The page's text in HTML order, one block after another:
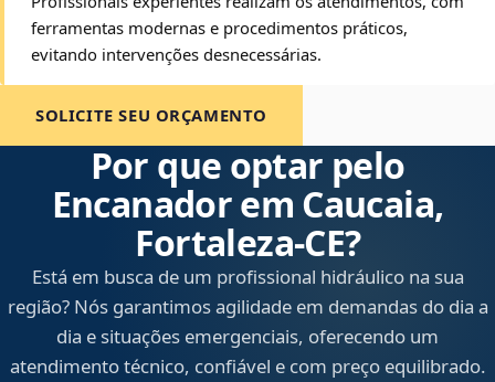
ferramentas modernas e procedimentos práticos,
evitando intervenções desnecessárias.
SOLICITE SEU ORÇAMENTO
Por que optar pelo
Encanador em Caucaia,
Fortaleza‑CE?
Está em busca de um profissional hidráulico na sua
região? Nós garantimos agilidade em demandas do dia a
dia e situações emergenciais, oferecendo um
atendimento técnico, confiável e com preço equilibrado.